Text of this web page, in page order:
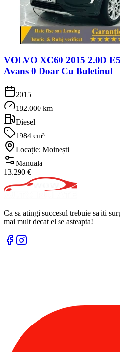
VOLVO XC60 2015 2.0D
Avans 0 Doar Cu Buletinul
2015
182.000 km
Diesel
1984 cm³
Locație: Moinești
Manuala
13.290 €
Ca sa atingi succesul trebuie sa iti
mai mult decat el se asteapta!